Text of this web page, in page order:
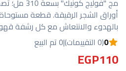
أوراق الشجر الرقيقة. قطعة
بالهدوء والانتعاش مع كل رشفة
0(0 التقييمات) |0 تم البيع
EGP110